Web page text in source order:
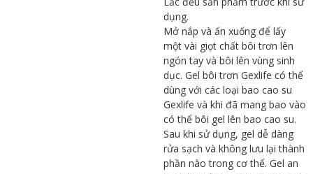
dụng.
Mở nắp và ấn xuống để lấy
một vài giọt chất bôi trơn lên
ngón tay và bôi lên vùng sinh
dục. Gel bôi trơn Gexlife có thể
dùng với các loại bao cao su
Gexlife và khi đã mang bao vào
có thể bôi gel lên bao cao su.
Sau khi sử dụng, gel dễ dàng
rửa sạch và không lưu lại thành
phần nào trong cơ thể. Gel an